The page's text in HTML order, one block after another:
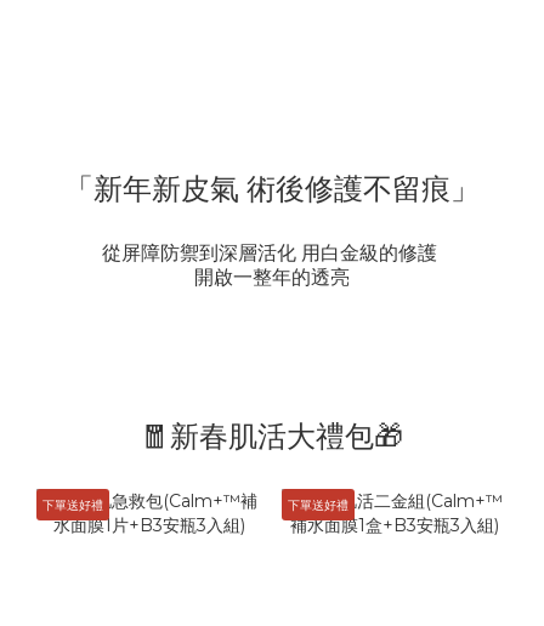
「新年新皮氣 術後修護不留痕」
從屏障防禦到深層活化 用白金級的修護
開啟一整年的透亮
🧧新春肌活大禮包🎁
下單送好禮 下單送好禮